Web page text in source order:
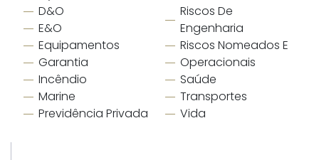
D&O
E&O
Equipamentos
Garantia
Incêndio
Marine
Previdência Privada
Riscos De
Engenharia
Riscos Nomeados E
Operacionais
Saúde
Transportes
Vida